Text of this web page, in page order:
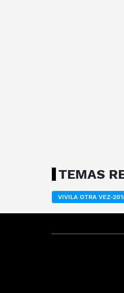
TEMAS
VIVILA OTRA VEZ-